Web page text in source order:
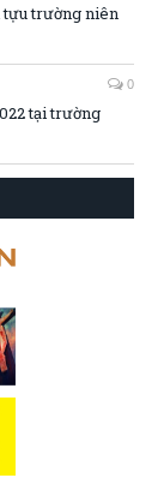
trường niên
0
tại trường